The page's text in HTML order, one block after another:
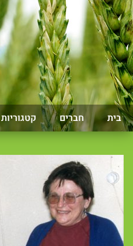
בית חברים קטגוריות